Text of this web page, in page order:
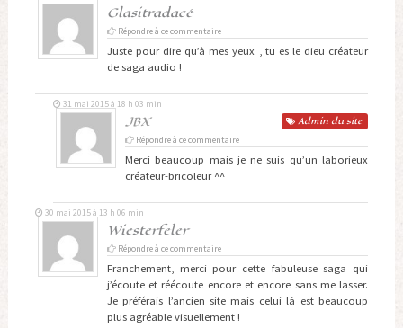
Glasitradacé
Répondre à ce commentaire
Juste pour dire qu’à mes yeux , tu es le dieu créateur
de saga audio !
JBX Admin du site
31 mai 2015 à 18 h 03 min
Répondre à ce commentaire
Merci beaucoup mais je ne suis qu’un laborieux
créateur-bricoleur ^^
Wiesterfeler
30 mai 2015 à 13 h 06 min
Répondre à ce commentaire
Franchement, merci pour cette fabuleuse saga qui
j’écoute et réécoute encore et encore sans me lasser.
Je préférais l’ancien site mais celui là est beaucoup
plus agréable visuellement !